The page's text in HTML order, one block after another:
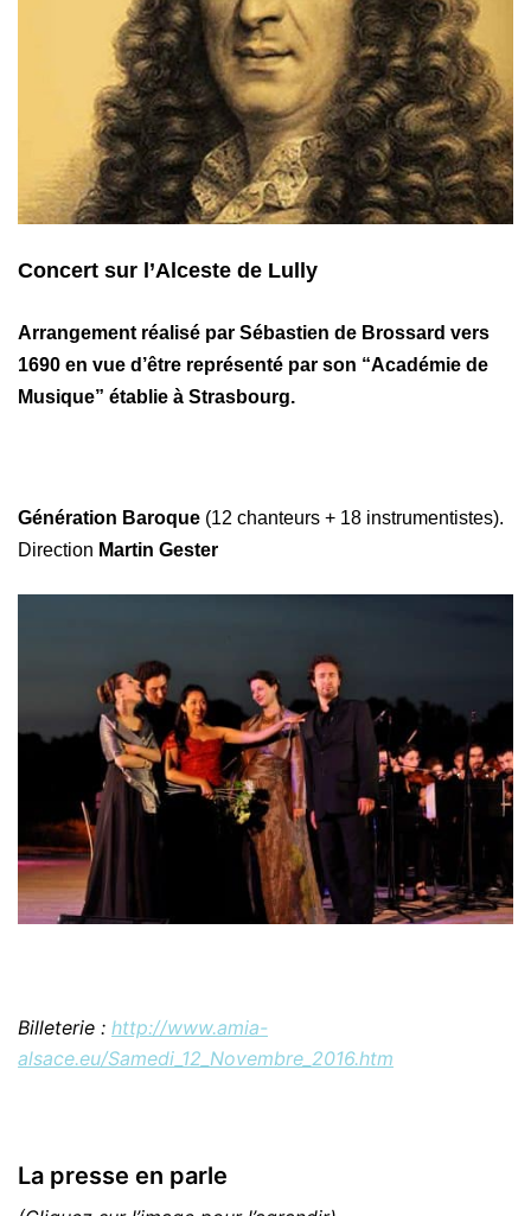
Concert sur l’Alceste de Lully
Arrangement réalisé par Sébastien de Brossard vers
1690 en vue d’être représenté par son “Académie de
Musique” établie à Strasbourg.
Génération Baroque (12 chanteurs + 18 instrumentistes).
Direction Martin Gester
Billeterie : http://www.amia-
alsace.eu/Samedi_12_Novembre_2016.htm
La presse en parle